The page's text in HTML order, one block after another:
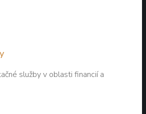
služby v oblasti financií a